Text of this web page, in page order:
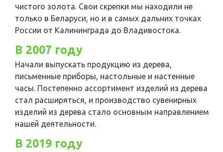
чистого золота. Свои скрепки мы находили не
только в Беларуси, но и в самых дальних точках
России от Калининграда до Владивостока.
В 2007 году
Начали выпускать продукцию из дерева,
письменные приборы, настольные и настенные
часы. Постепенно ассортимент изделий из дерева
стал расширяться, и производство сувенирных
изделий из дерева стало основным направлением
нашей деятельности.
В 2019 году